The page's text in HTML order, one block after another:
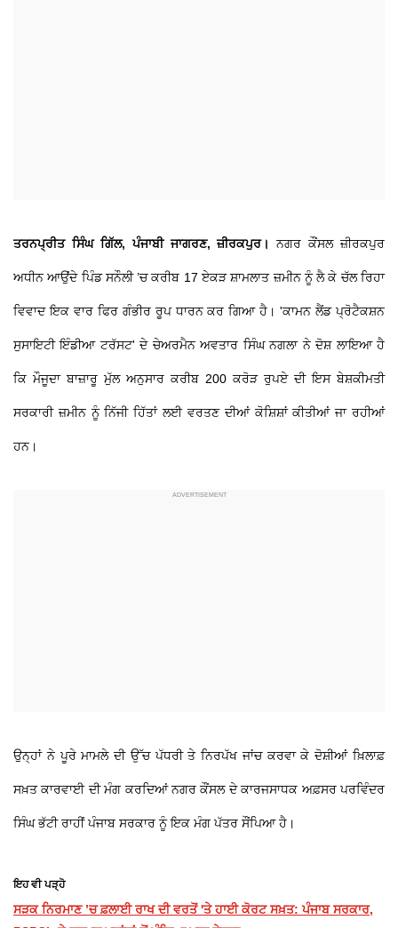
ਤਰਨਪ੍ਰੀਤ ਸਿੰਘ ਗਿੱਲ, ਪੰਜਾਬੀ ਜਾਗਰਣ, ਜ਼ੀਰਕਪੁਰ।ਨਗਰ ਕੌਂਸਲ ਜ਼ੀਰਕਪੁਰ
ਅਧੀਨ ਆਉਂਦੇ ਪਿੰਡ ਸਨੌਲੀ ’ਚ ਕਰੀਬ 17 ਏਕੜ ਸ਼ਾਮਲਾਤ ਜ਼ਮੀਨ ਨੂੰ ਲੈ ਕੇ ਚੱਲ ਰਿਹਾ
ਵਿਵਾਦ ਇਕ ਵਾਰ ਫਿਰ ਗੰਭੀਰ ਰੂਪ ਧਾਰਨ ਕਰ ਗਿਆ ਹੈ। 'ਕਾਮਨ ਲੈਂਡ ਪ੍ਰੋਟੈਕਸ਼ਨ
ਸੁਸਾਇਟੀ ਇੰਡੀਆ ਟਰੱਸਟ' ਦੇ ਚੇਅਰਮੈਨ ਅਵਤਾਰ ਸਿੰਘ ਨਗਲਾ ਨੇ ਦੋਸ਼ ਲਾਇਆ ਹੈ
ਕਿ ਮੌਜੂਦਾ ਬਾਜ਼ਾਰੂ ਮੁੱਲ ਅਨੁਸਾਰ ਕਰੀਬ 200 ਕਰੋੜ ਰੁਪਏ ਦੀ ਇਸ ਬੇਸ਼ਕੀਮਤੀ
ਸਰਕਾਰੀ ਜ਼ਮੀਨ ਨੂੰ ਨਿੱਜੀ ਹਿੱਤਾਂ ਲਈ ਵਰਤਣ ਦੀਆਂ ਕੋਸ਼ਿਸ਼ਾਂ ਕੀਤੀਆਂ ਜਾ ਰਹੀਆਂ
ਹਨ।
ਉਨ੍ਹਾਂ ਨੇ ਪੂਰੇ ਮਾਮਲੇ ਦੀ ਉੱਚ ਪੱਧਰੀ ਤੇ ਨਿਰਪੱਖ ਜਾਂਚ ਕਰਵਾ ਕੇ ਦੋਸ਼ੀਆਂ ਖ਼ਿਲਾਫ਼
ਸਖ਼ਤ ਕਾਰਵਾਈ ਦੀ ਮੰਗ ਕਰਦਿਆਂ ਨਗਰ ਕੌਂਸਲ ਦੇ ਕਾਰਜਸਾਧਕ ਅਫ਼ਸਰ ਪਰਵਿੰਦਰ
ਸਿੰਘ ਭੱਟੀ ਰਾਹੀਂ ਪੰਜਾਬ ਸਰਕਾਰ ਨੂੰ ਇਕ ਮੰਗ ਪੱਤਰ ਸੌਂਪਿਆ ਹੈ।
ਇਹ ਵੀ ਪੜ੍ਹੋ
ਸੜਕ ਨਿਰਮਾਣ ’ਚ ਫ਼ਲਾਈ ਰਾਖ ਦੀ ਵਰਤੋਂ 'ਤੇ ਹਾਈ ਕੋਰਟ ਸਖ਼ਤ: ਪੰਜਾਬ ਸਰਕਾਰ,